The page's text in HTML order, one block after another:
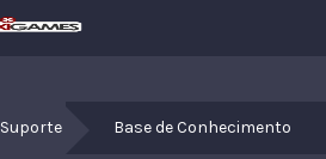
Suporte Base de Conhecimento